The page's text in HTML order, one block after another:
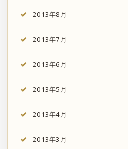
2013年8月
2013年7月
2013年6月
2013年5月
2013年4月
2013年3月